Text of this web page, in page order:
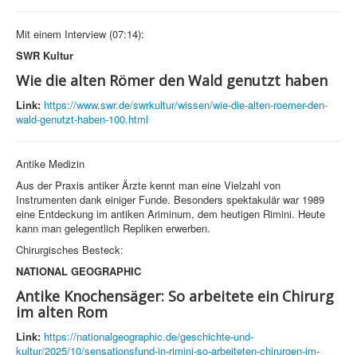
Mit einem Interview (07:14):
SWR Kultur
Wie die alten Römer den Wald genutzt haben
Link: https://www.swr.de/swrkultur/wissen/wie-die-alten-roemer-den-
wald-genutzt-haben-100.html
Antike Medizin
Aus der Praxis antiker Ärzte kennt man eine Vielzahl von
Instrumenten dank einiger Funde. Besonders spektakulär war 1989
eine Entdeckung im antiken Ariminum, dem heutigen Rimini. Heute
kann man gelegentlich Repliken erwerben.
Chirurgisches Besteck:
NATIONAL GEOGRAPHIC
Antike Knochensäger: So arbeitete ein Chirurg
im alten Rom
Link: https://nationalgeographic.de/geschichte-und-
kultur/2025/10/sensationsfund-in-rimini-so-arbeiteten-chirurgen-im-